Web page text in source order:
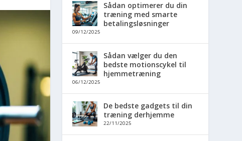
Sådan optimerer du din
træning med smarte
betalingsløsninger
09/12/2025
Sådan vælger du den
bedste motionscykel til
hjemmetræning
06/12/2025
De bedste gadgets til din
træning derhjemme
22/11/2025